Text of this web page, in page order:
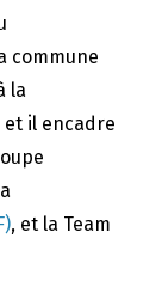
commune
la
et il encadre
, et la Team